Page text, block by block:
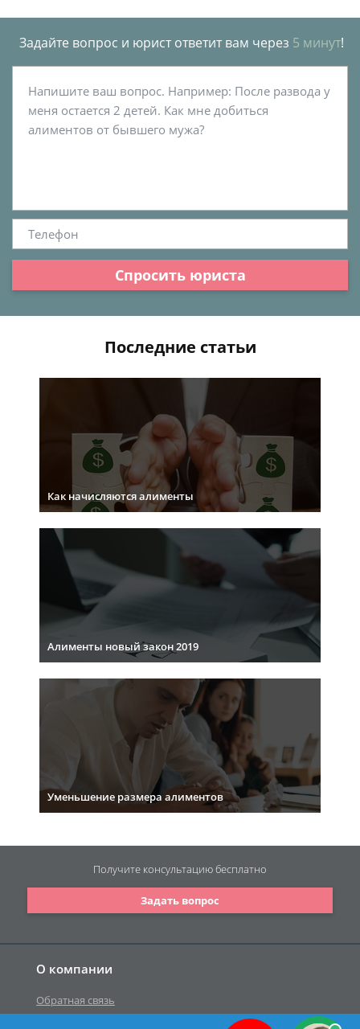
Задайте вопрос и юрист ответит вам через 5 минут!
Спросить юриста
Последние статьи
Как начисляются алименты
Алименты новый закон 2019
Уменьшение размера алиментов
О компании
Обратная связь
Задать вопрос
Получите консультациюбесплатно